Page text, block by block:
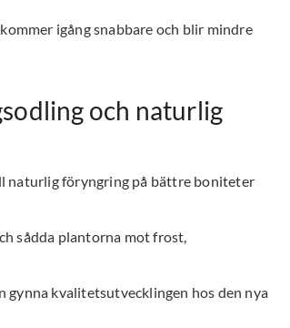
igång snabbare och blir mindre
och naturlig
naturlig föryngring på bättre boniteter
sådda plantorna mot frost,
gynna kvalitetsutvecklingen hos den nya